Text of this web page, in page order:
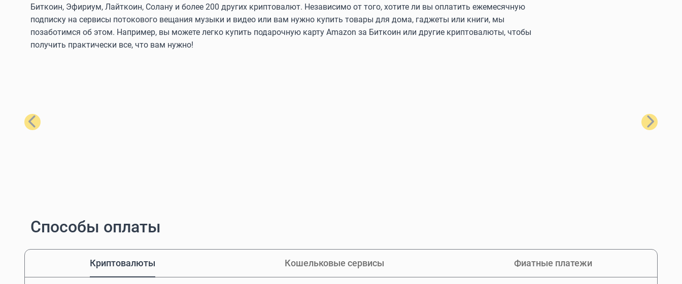
Биткоин, Эфириум, Лайткоин, Солану и более 200 других криптовалют. Независимо от того, хотите ли вы оплатить ежемесячную
подписку на сервисы потокового вещания музыки и видео или вам нужно купить товары для дома, гаджеты или книги, мы
позаботимся об этом. Например, вы можете легко купить подарочную карту Amazon за Биткоин или другие криптовалюты, чтобы
получить практически все, что вам нужно!
Назад Далее
Способы оплаты
Криптовалюты Кошельковые сервисы Фиатные платежи